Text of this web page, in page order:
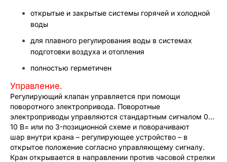
открытые и закрытые системы горячей и холодной
воды
для плавного регулирования воды в системах
подготовки воздуха и отопления
полностью герметичен
Управление.
Регулирующий клапан управляется при помощи
поворотного электропривода. Поворотные
электроприводы управляются стандартным сигналом 0…
10 В= или по 3-позиционной схеме и поворачивают
шар внутри крана – регулирующее устройство – в
открытое положение согласно управляющему сигналу.
Кран открывается в направлении против часовой стрелки